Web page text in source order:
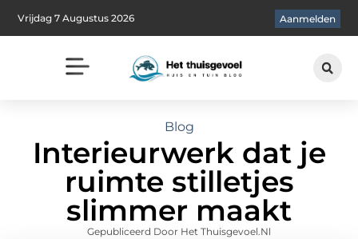
Vrijdag 7 Augustus 2026 Aanmelden
Blog
Interieurwerk dat je
ruimte stilletjes
slimmer maakt
Gepubliceerd Door Het Thuisgevoel.nl